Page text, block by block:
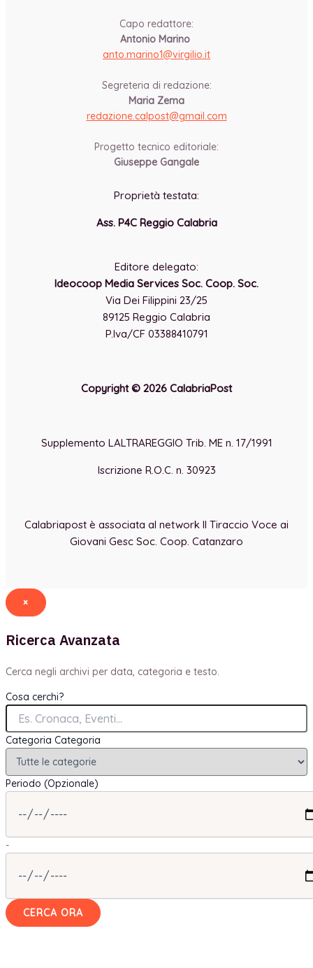
Capo redattore:
Antonio Marino
anto.marino1@virgilio.it
Segreteria di redazione:
Maria Zema
redazione.calpost@gmail.com
Progetto tecnico editoriale:
Giuseppe Gangale
Proprietà testata:
Ass. P4C Reggio Calabria
Editore delegato:
Ideocoop Media Services Soc. Coop. Soc.
Via Dei Filippini 23/25
89125 Reggio Calabria
P.Iva/CF 03388410791
Copyright © 2026 CalabriaPost
Supplemento LALTRAREGGIO Trib. ME n. 17/1991
Iscrizione R.O.C. n. 30923
Calabriapost è associata al network Il Tiraccio Voce ai
Giovani Gesc Soc. Coop. Catanzaro
×
Ricerca Avanzata
Cerca negli archivi per data, categoria e testo.
Cosa cerchi?
Categoria Categoria
Periodo (Opzionale)
-
CERCA ORA